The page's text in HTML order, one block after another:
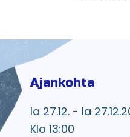
Ajankohta
la 27.12. - la
Klo 13:00